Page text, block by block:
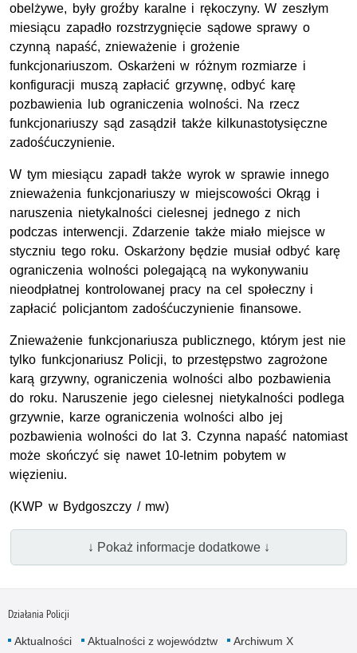
obelżywe, były groźby karalne i rękoczyny. W zeszłym
miesiącu zapadło rozstrzygnięcie sądowe sprawy o
czynną napaść, znieważenie i grożenie
funkcjonariuszom. Oskarżeni w różnym rozmiarze i
konfiguracji muszą zapłacić grzywnę, odbyć karę
pozbawienia lub ograniczenia wolności. Na rzecz
funkcjonariuszy sąd zasądził także kilkunastotysięczne
zadośćuczynienie.
W tym miesiącu zapadł także wyrok w sprawie innego
znieważenia funkcjonariuszy w miejscowości Okrąg i
naruszenia nietykalności cielesnej jednego z nich
podczas interwencji. Zdarzenie także miało miejsce w
styczniu tego roku. Oskarżony będzie musiał odbyć karę
ograniczenia wolności polegającą na wykonywaniu
nieodpłatnej kontrolowanej pracy na cel społeczny i
zapłacić policjantom zadośćuczynienie finansowe.
Znieważenie funkcjonariusza publicznego, którym jest nie
tylko funkcjonariusz Policji, to przestępstwo zagrożone
karą grzywny, ograniczenia wolności albo pozbawienia
do roku. Naruszenie jego cielesnej nietykalności podlega
grzywnie, karze ograniczenia wolności albo jej
pozbawienia wolności do lat 3. Czynna napaść natomiast
może skończyć się nawet 10-letnim pobytem w
więzieniu.
(KWP w Bydgoszczy / mw)
↓ Pokaż informacje dodatkowe ↓
Działania Policji
Aktualności Aktualności z województw
Archiwum X